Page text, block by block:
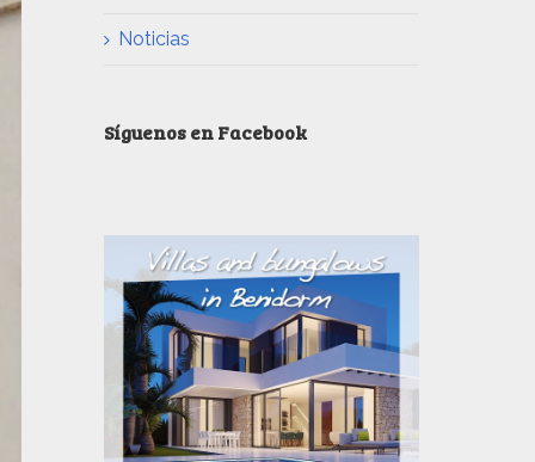
Noticias
Síguenos en Facebook